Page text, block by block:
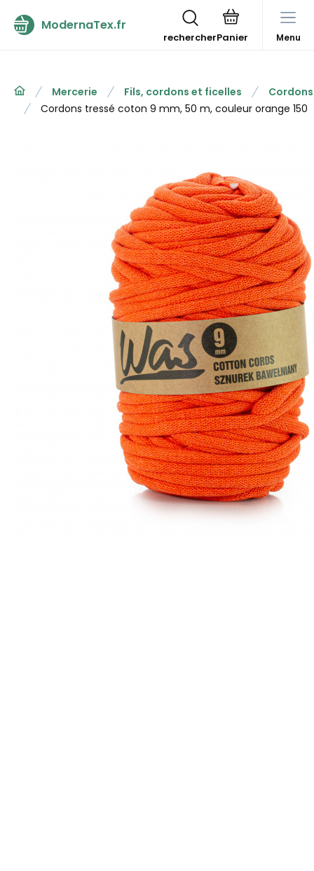
ModernaTex.fr
rechercher Menu
Mercerie Fils, cordons et ficelles
Cordons tressé coton 9 mm, 50 m, couleur orange 150